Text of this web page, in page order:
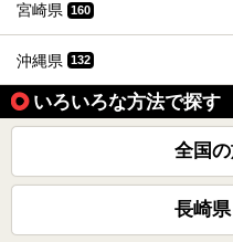
宮崎県 160
沖縄県 132
いろいろな方法で探す
全国
長崎